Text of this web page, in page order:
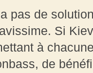
a pas de
Si
à
de